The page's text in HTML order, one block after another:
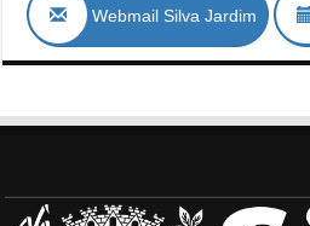
Webmail Silva Jardim